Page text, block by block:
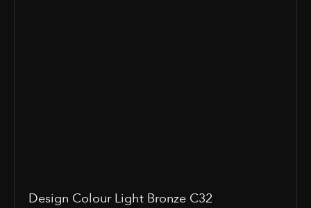
Design Colour Light Bronze C32